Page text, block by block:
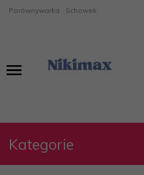
Porównywarka Schowek
Kategorie